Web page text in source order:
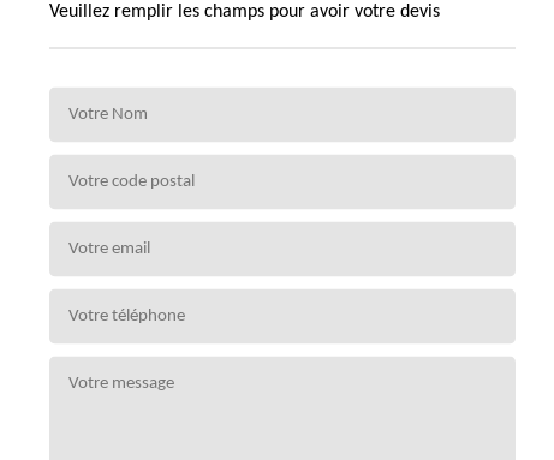
Veuillez remplir les champs pour avoir votre devis